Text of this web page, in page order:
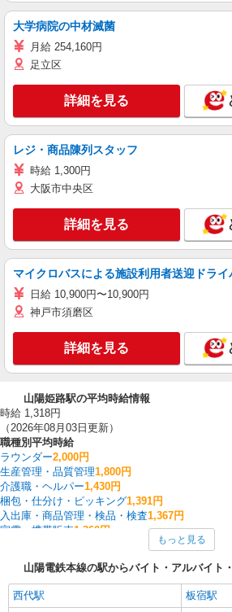
大学病院の中材滅菌
月給 254,160円
足立区
詳細を見る
レジ・商品陳列スタッフ
時給 1,300円
大阪市中央区
詳細を見る
マイクロバスによる施設利用者送迎ドライ
日給 10,900円〜10,900円
神戸市須磨区
詳細を見る
山陽姫路駅の平均時給情報
時給 1,318円
（2026年08月03日更新）
職種別平均時給
ラウンダー2,000円
生産管理・品質管理1,800円
介護職・ヘルパー1,430円
梱包・仕分け・ピッキング1,391円
入出庫・商品管理・検品・検査1,367円
家電・携帯販売1,360円
製造・組立・加工 1,282円
一般・営業事務1,250円
データ入力・オペレーター
山陽姫路駅の他の職種の平均時給を見る
もっと見る
山陽電鉄本線の駅からバイト・アルバイト
西代駅
板宿駅